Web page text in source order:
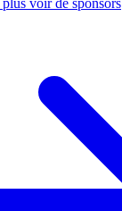
voir de sponsors